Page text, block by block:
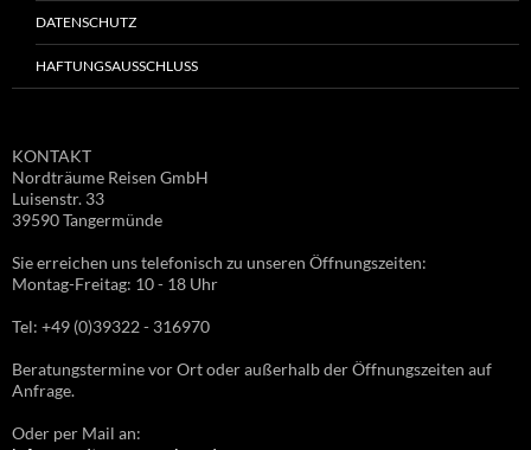
DATENSCHUTZ
HAFTUNGSAUSSCHLUSS
KONTAKT
Nordträume Reisen GmbH
Luisenstr. 33
39590 Tangermünde
Sie erreichen uns telefonisch zu unseren Öffnungszeiten:
Montag-Freitag: 10 - 18 Uhr
Tel: +49 (0)39322 - 316970
Beratungstermine vor Ort oder außerhalb der Öffnungszeiten auf
Anfrage.
Oder per Mail an: